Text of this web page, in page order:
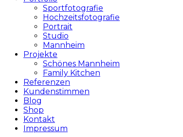
Sportfotografie
Hochzeitsfotografie
Portrait
Studio
Mannheim
Projekte
Schönes Mannheim
Family Kitchen
Referenzen
Kundenstimmen
Blog
Shop
Kontakt
Impressum